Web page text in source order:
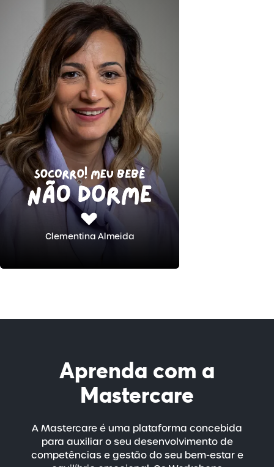
Clementina Almeida
Aprenda com a
Mastercare
A Mastercare é uma plataforma concebida
para auxiliar o seu desenvolvimento de
competências e gestão do seu bem-estare